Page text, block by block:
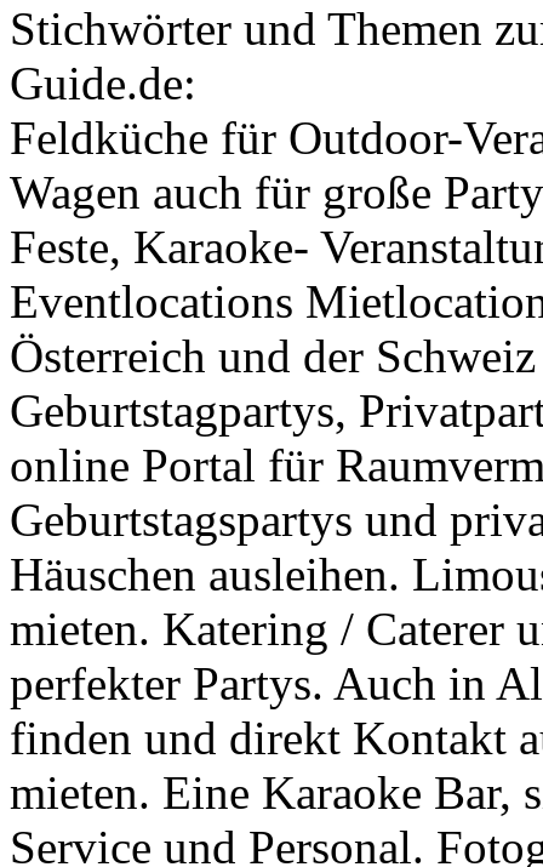
Stichwörter und Themen
Guide.de:
Feldküche für Outdoor-
Wagen auch für große
Feste, Karaoke-
Eventlocations
Österreich und der
Geburtstagpartys,
online Portal für
Geburtstagspartys und
Häuschen ausleihen.
mieten. Katering / Caterer
perfekter Partys. Auch in
finden und direkt Kontakt
mieten. Eine Karaoke Bar,
Service und Personal.